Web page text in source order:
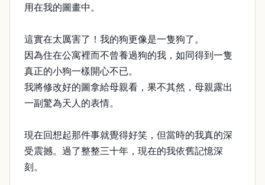
用在我的圖畫中。
這實在太厲害了！我的狗更像是一隻狗了。
因為住在公寓裡而不曾養過狗的我，如同得到一隻
真正的小狗一樣開心不已。
我將修改好的圖拿給母親看，果不其然，母親露出
一副驚為天人的表情。
現在回想起那件事就覺得好笑，但當時的我真的深
受震撼。過了整整三十年，現在的我依舊記憶深
刻。